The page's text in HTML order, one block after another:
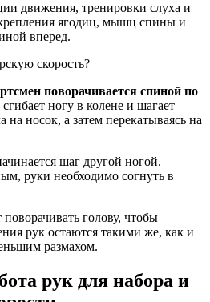
движения, тренировки слуха и
ягодиц, мышц спины и
вперед.
поворачивается спиной по
сгибает ногу в колене и шагает
на носок, а затем перекатываясь на
шаг другой ногой.
руки необходимо согнуть в
голову, чтобы
рук остаются такими же, как и
размахом.
рук для набора и